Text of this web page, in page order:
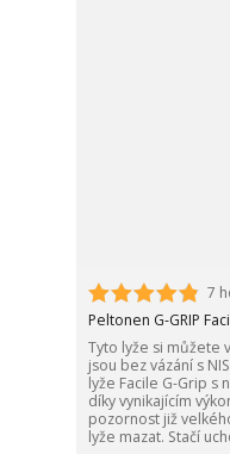
7
Peltonen G-GRIP
Tyto lyže si můžete
jsou bez vázání s
lyže Facile G-Grip
díky vynikajícím
pozornost již
lyže mazat. Stačí